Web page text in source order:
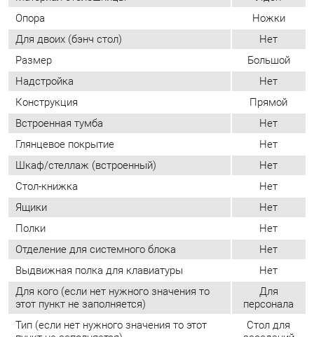
Конструкция
Прямой
Встроенная тумба
Нет
Глянцевое покрытие
Нет
Шкаф/стеллаж (встроенный)
Нет
Стол-книжка
Нет
Ящики
Нет
Полки
Нет
Отделение для системного блока
Нет
Выдвижная полка для клавиатуры
Нет
Для кого (если нет нужного значения то
этот пункт не заполняется)
Для
персонала
Тип (если нет нужного значения то этот
Стол для
Количество упаковок
10
ОТЗЫВЫ
Пока нет отзывов, поделитесь первым своим мнением.